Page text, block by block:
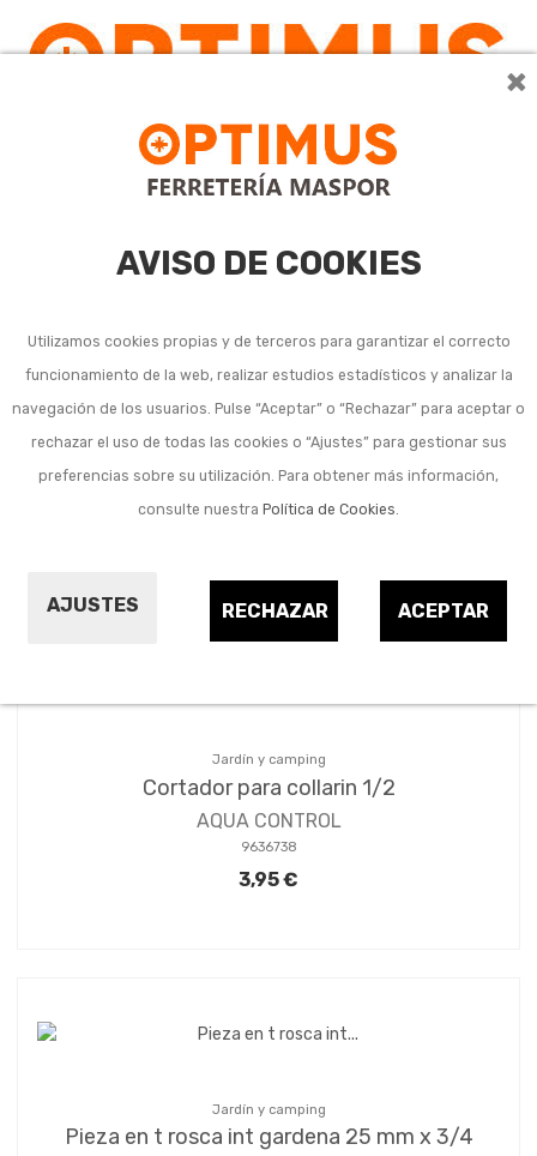
×
AVISO DE COOKIES
Utilizamos cookies propias y de terceros para garantizar el correcto
funcionamiento de la web, realizar estudios estadísticos y analizar la
navegación de los usuarios. Pulse “Aceptar” o “Rechazar” para aceptar o
rechazar el uso de todas las cookies o “Ajustes” para gestionar sus
preferencias sobre su utilización. Para obtener más información,
consulte nuestra Política de Cookies.
AJUSTES ACEPTAR
RECHAZAR
Accesorios y conexiones
riego enterrado (fitting)
Jardín y camping
Cortador para collarin 1/2
AQUA CONTROL
9636738
3,95 €
Jardín y camping
Pieza en t rosca int gardena 25 mm x 3/4